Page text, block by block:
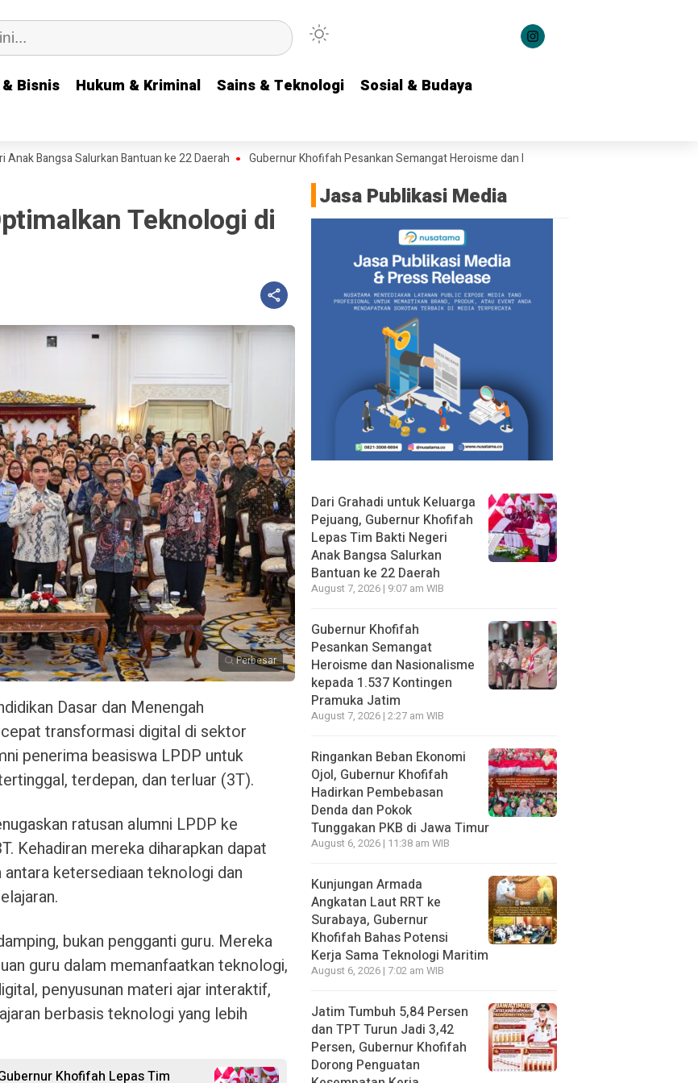
Bisnis Hukum & Kriminal Sains & Teknologi
Sosial & Budaya
Bisnis Hukum & Kriminal Sains & Teknologi
Sosial & Budaya
Salurkan Bantuan ke 22 Daerah Gubernur Khofifah Pesankan Semangat Heroisme dan Nasionalisme kepada 1.537 Kontingen
Teknologi di
Perbesar
Dasar dan Menengah
transformasi digital di sektor
penerima beasiswa LPDP untuk
terdepan, dan terluar (3T).
ratusan alumni LPDP ke
Kehadiran mereka diharapkan dapat
ketersediaan teknologi dan
bukan pengganti guru. Mereka
guru dalam memanfaatkan teknologi,
penyusunan materi ajar interaktif,
berbasis teknologi yang lebih
Khofifah Lepas Tim
Jasa Publikasi Media
Dari Grahadi untuk Keluarga
Pejuang, Gubernur Khofifah
Lepas Tim Bakti Negeri
Anak Bangsa Salurkan
Bantuan ke 22 Daerah
August 7, 2026 | 9:07 am WIB
Gubernur Khofifah
Pesankan Semangat
Heroisme dan Nasionalisme
kepada 1.537 Kontingen
Pramuka Jatim
August 7, 2026 | 2:27 am WIB
Ringankan Beban Ekonomi
Ojol, Gubernur Khofifah
Hadirkan Pembebasan
Denda dan Pokok
Tunggakan PKB di Jawa Timur
August 6, 2026 | 11:38 am WIB
Kunjungan Armada
Angkatan Laut RRT ke
Surabaya, Gubernur
Khofifah Bahas Potensi
Kerja Sama Teknologi Maritim
August 6, 2026 | 7:02 am WIB
Jatim Tumbuh 5,84 Persen
dan TPT Turun Jadi 3,42
Persen, Gubernur Khofifah
Dorong Penguatan